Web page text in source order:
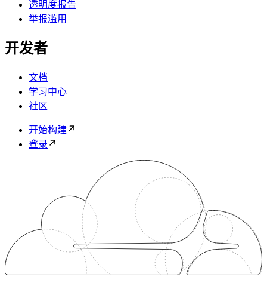
透明度报告
举报滥用
开发者
文档
学习中心
社区
开始构建
登录